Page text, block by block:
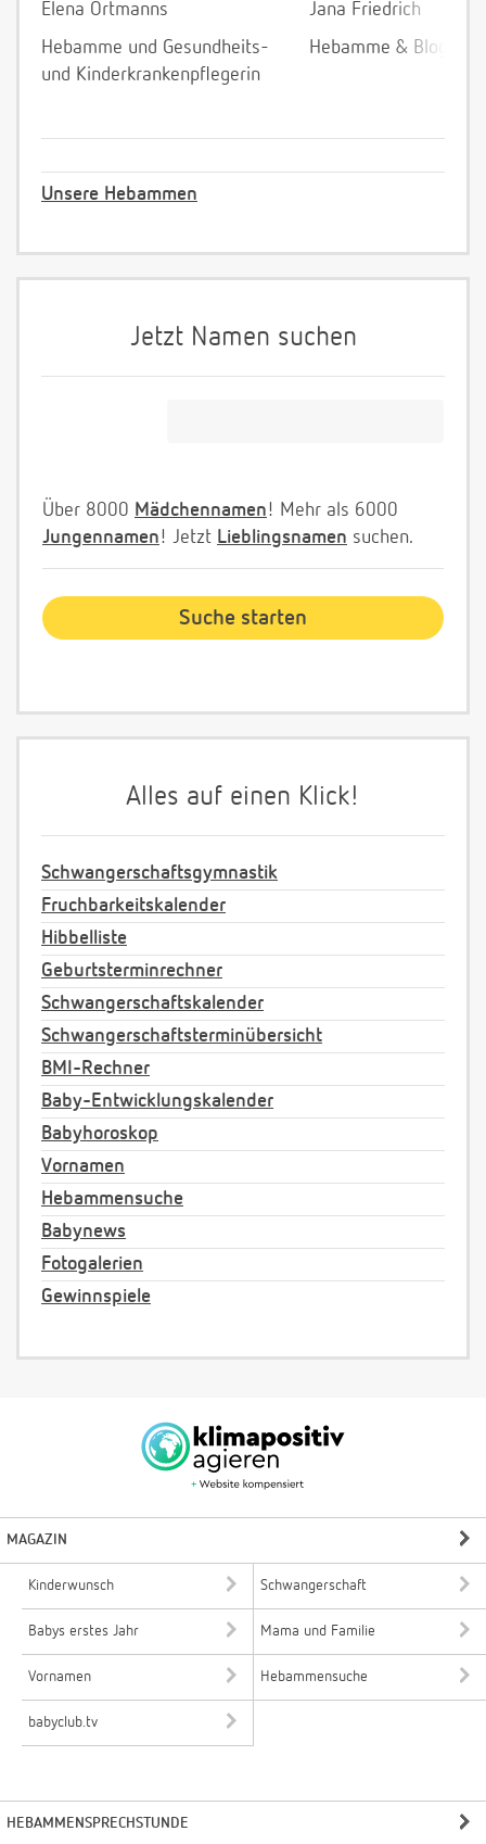
Elena Ortmanns
Hebamme und Gesundheits-
und Kinderkrankenpflegerin
Jana Friedrich
Hebamme &
Unsere Hebammen
Jetzt Namen suchen
Über 8000 Mädchennamen! Mehr als 6000
Jungennamen! Jetzt Lieblingsnamen suchen.
Alles auf einen Klick!
Schwangerschaftsgymnastik
Fruchbarkeitskalender
Hibbelliste
Geburtsterminrechner
Schwangerschaftskalender
Schwangerschaftsterminübersicht
BMI-Rechner
Baby-Entwicklungskalender
Babyhoroskop
Vornamen
Hebammensuche
Babynews
Fotogalerien
Gewinnspiele
MAGAZIN
Kinderwunsch Schwangerschaft
Babys erstes Jahr Mama und Familie
Vornamen Hebammensuche
babyclub.tv
HEBAMMENSPRECHSTUNDE